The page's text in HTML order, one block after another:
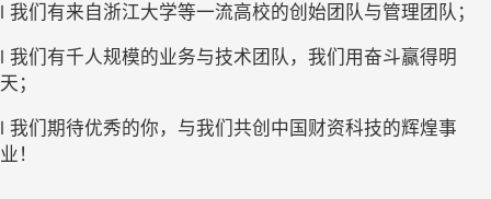
l 我们有来自浙江大学等一流高校的创始团队与管理团队；
l 我们有千人规模的业务与技术团队，我们用奋斗赢得明
天；
l 我们期待优秀的你，与我们共创中国财资科技的辉煌事
业！